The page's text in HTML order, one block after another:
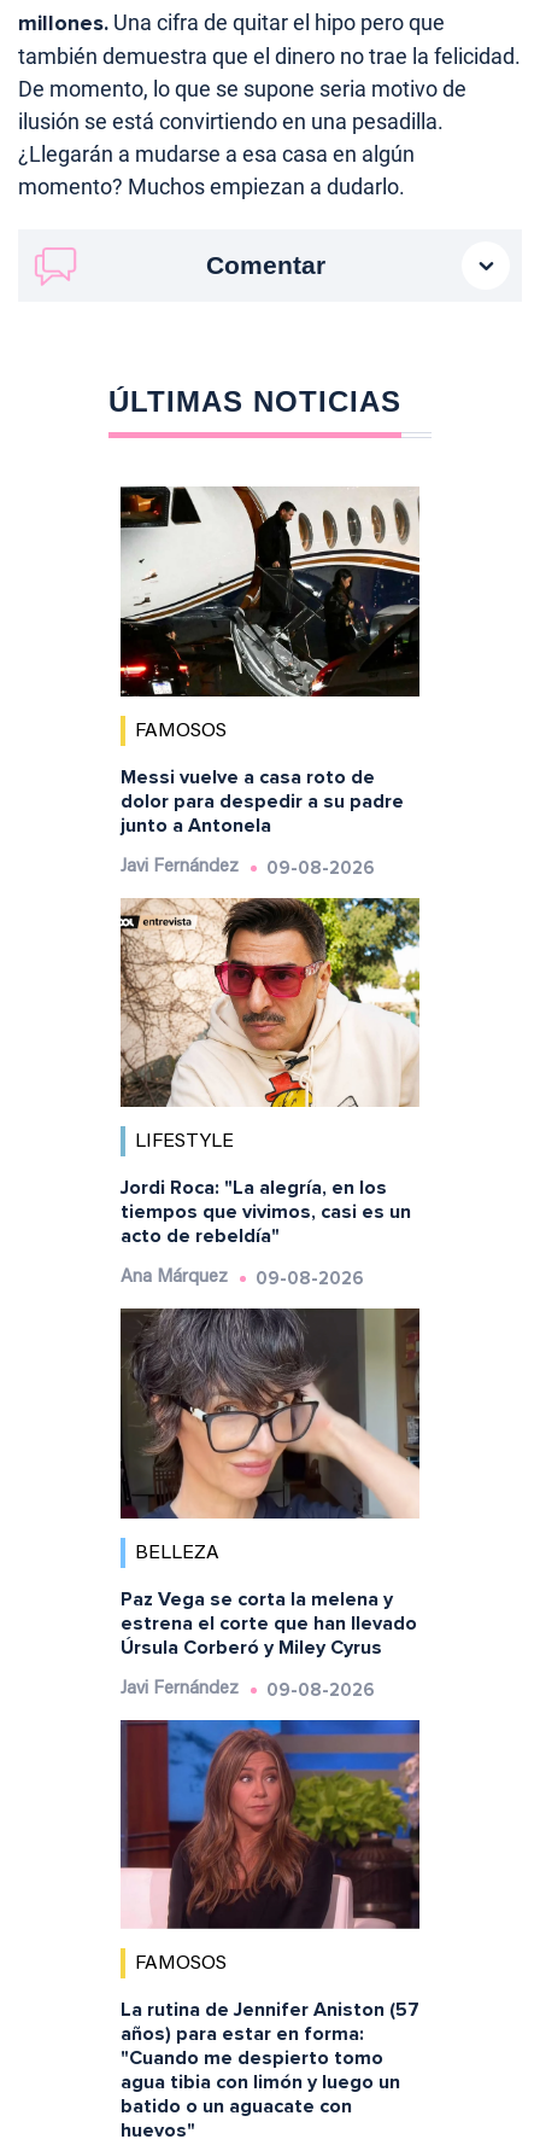
millones. Una cifra de quitar el hipo pero que
también demuestra que el dinero no trae la felicidad.
De momento, lo que se supone seria motivo de
ilusión se está convirtiendo en una pesadilla.
¿Llegarán a mudarse a esa casa en algún
momento? Muchos empiezan a dudarlo.
Comentar
ÚLTIMAS NOTICIAS
FAMOSOS
Messi vuelve a casa roto de
dolor para despedir a su padre
junto a Antonela
Javi Fernández 09-08-2026
LIFESTYLE
Jordi Roca: "La alegría, en los
tiempos que vivimos, casi es un
acto de rebeldía"
Ana Márquez 09-08-2026
BELLEZA
Paz Vega se corta la melena y
estrena el corte que han llevado
Úrsula Corberó y Miley Cyrus
Javi Fernández 09-08-2026
FAMOSOS
La rutina de Jennifer Aniston (57
años) para estar en forma:
"Cuando me despierto tomo
agua tibia con limón y luego un
batido o un aguacate con
huevos"